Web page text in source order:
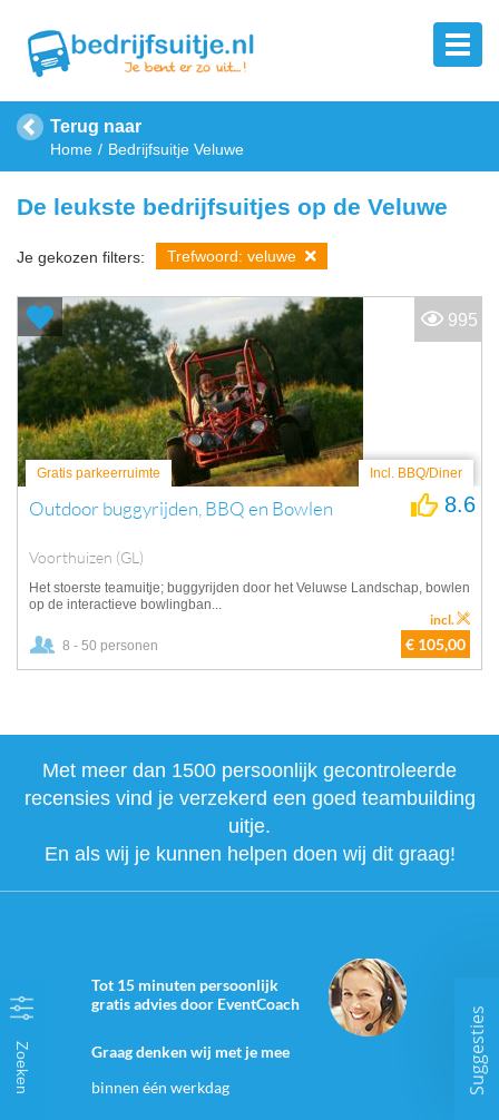
Terug naar
Home Bedrijfsuitje Veluwe
Zoeken
De leukste bedrijfsuitjes op de Veluwe
Je gekozen filters: Trefwoord: veluwe
Gratis parkeerruimte Incl. BBQ/Diner
Outdoor buggyrijden, BBQ en Bowlen
Voorthuizen (GL)
8.6
Het stoerste teamuitje; buggyrijden door het Veluwse Landschap, bowlen
op de interactieve bowlingban...
8 - 50 personen € 105,00
incl.
995
Met meer dan 1500 persoonlijk gecontroleerde
recensies vind je verzekerd een goed teambuilding
uitje.
En als wij je kunnen helpen doen wij dit graag!
Tot 15 minuten persoonlijk
gratis advies door EventCoach
Graag denken wij met je mee
binnen één werkdag
Suggesties